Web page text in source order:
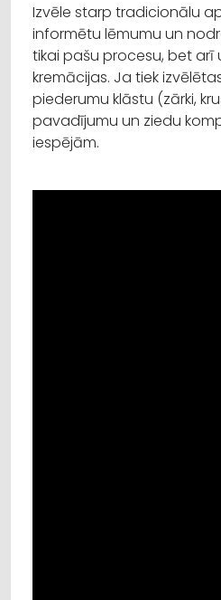
Izvēle starp tradicionālu
informētu lēmumu un
tikai pašu procesu, bet
kremācijas. Ja tiek
piederumu klāstu (zārki,
pavadījumu un ziedu
iespējām.